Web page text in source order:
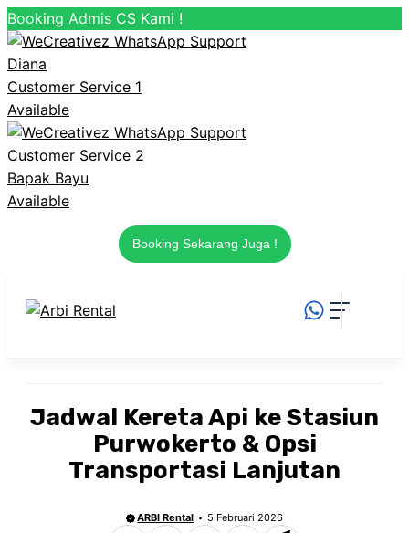
Booking Admis CS Kami !
Diana
Customer Service 1
Available
Customer Service 2
Bapak Bayu
Available
Booking Sekarang Juga !
Jadwal Kereta Api ke Stasiun
Purwokerto & Opsi
Transportasi Lanjutan
ARBI Rental 5 Februari 2026